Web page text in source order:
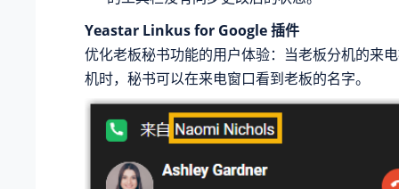
Yeastar Linkus for Google 插件
优化老板秘书功能的用户体验：当老板分机的来
机时，秘书可以在来电窗口看到老板的名字。